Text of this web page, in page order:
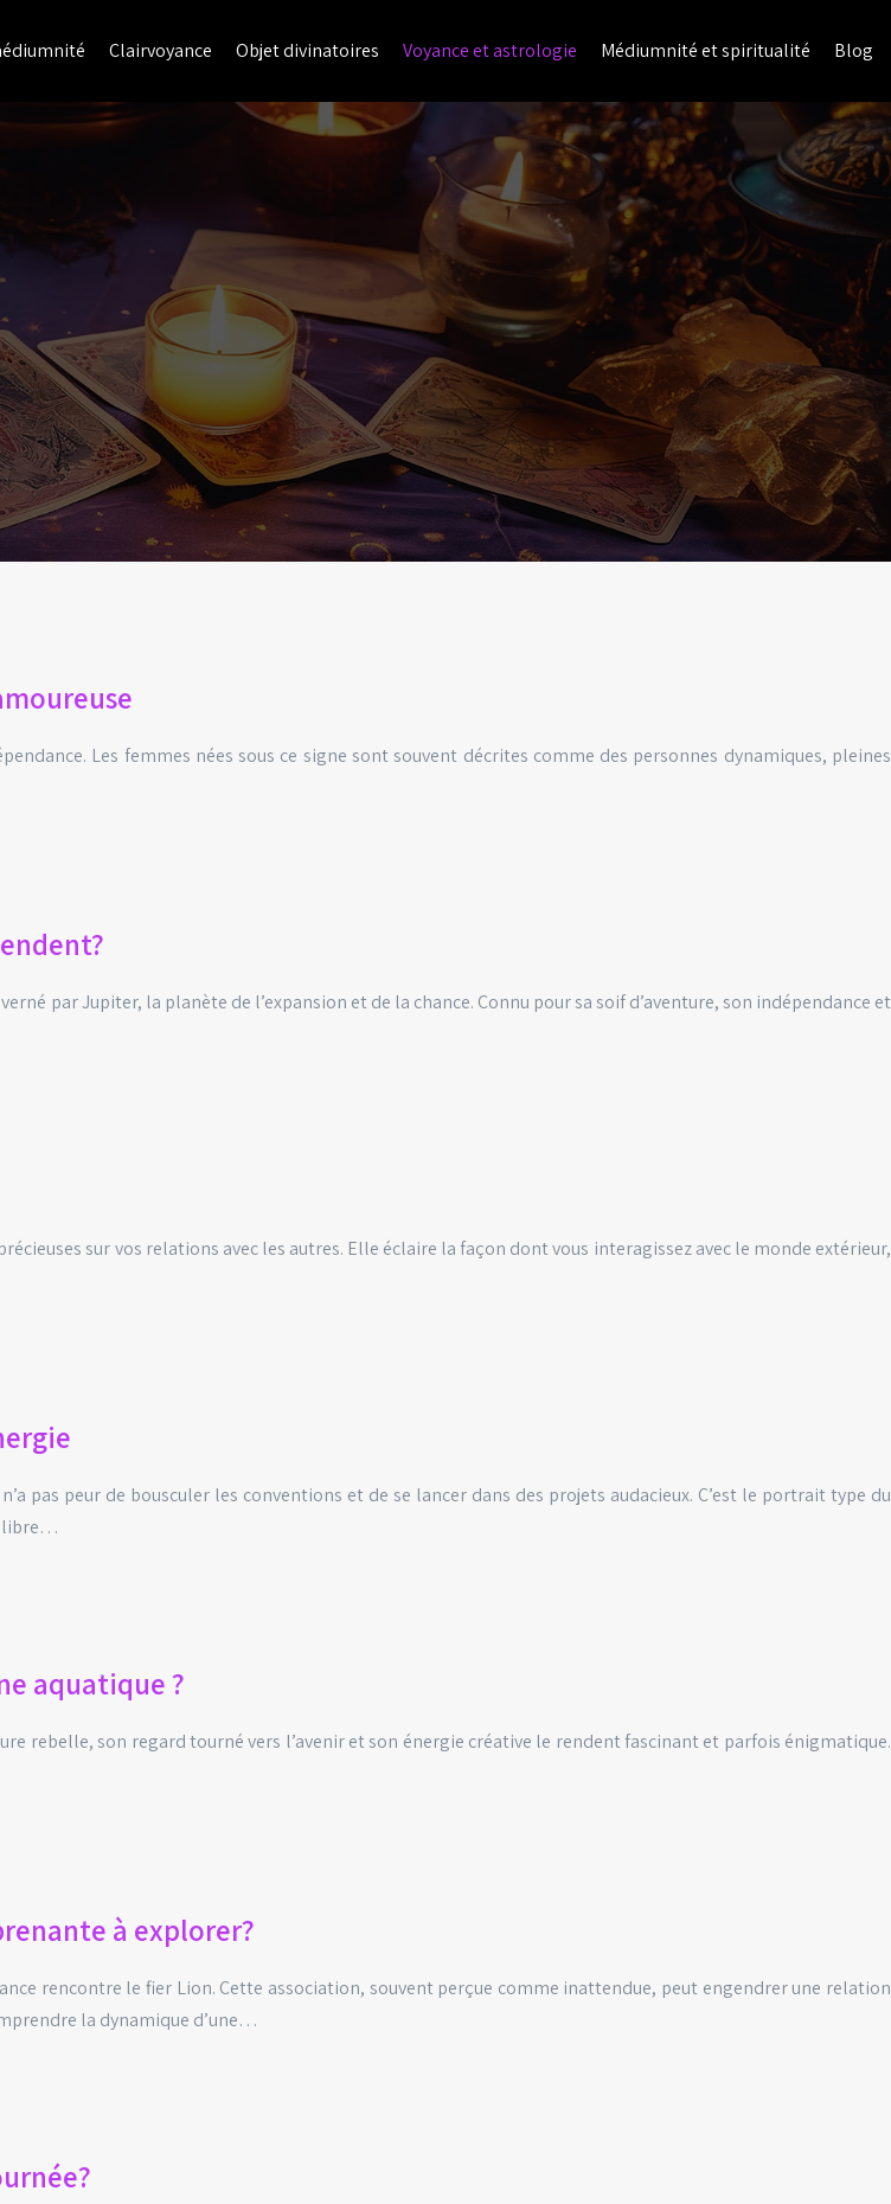
Clairvoyance Objet divinatoires Voyance et astrologie Médiumnité et spiritualité Blog
Les femmes nées sous ce signe sont souvent décrites comme des personnes dynamiques, pleines
par Jupiter, la planète de l’expansion et de la chance. Connu pour sa soif d’aventure, son indépendance et
sur vos relations avec les autres. Elle éclaire la façon dont vous interagissez avec le monde extérieur,
pas peur de bousculer les conventions et de se lancer dans des projets audacieux. C’est le portrait type du
libre…
aquatique ?
rebelle, son regard tourné vers l’avenir et son énergie créative le rendent fascinant et parfois énigmatique.
à explorer?
rencontre le fier Lion. Cette association, souvent perçue comme inattendue, peut engendrer une relation
la dynamique d’une…